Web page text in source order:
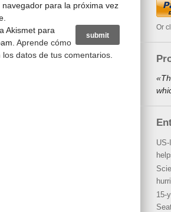
navegador para la próxima vez
Akismet para
Aprende cómo
los datos de tus comentarios
Or
15-